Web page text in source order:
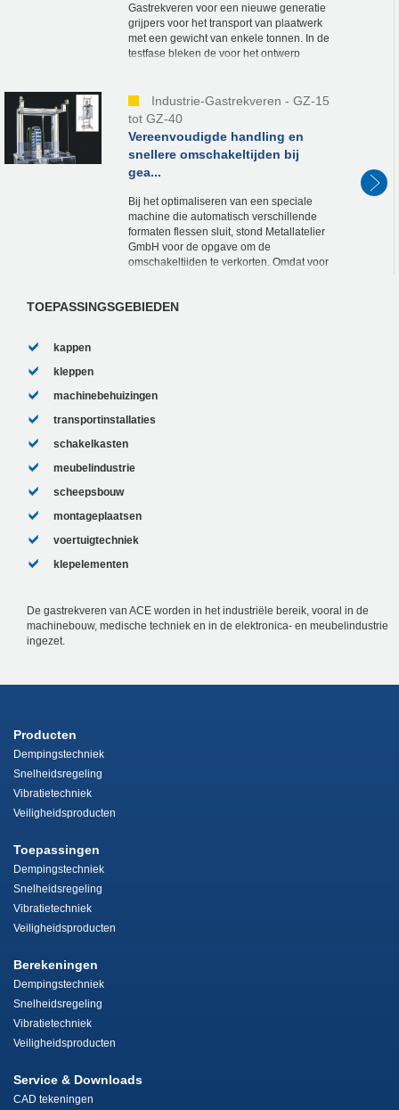
Gastrekveren voor een nieuwe generatie
grijpers voor het transport van plaatwerk
met een gewicht van enkele tonnen. In de
testfase bleken de voor het ontwerp
Industrie-Gastrekveren - GZ-15
tot GZ-40
Vereenvoudigde handling en
snellere omschakeltijden bij
gea...
Bij het optimaliseren van een speciale
machine die automatisch verschillende
formaten flessen sluit, stond Metallatelier
GmbH voor de opgave om de
omschakeltijden te verkorten. Omdat voor
TOEPASSINGSGEBIEDEN
kappen
kleppen
machinebehuizingen
transportinstallaties
schakelkasten
meubelindustrie
scheepsbouw
montageplaatsen
voertuigtechniek
klepelementen
De gastrekveren van ACE worden in het industriële bereik, vooral in de
machinebouw, medische techniek en in de elektronica- en meubelindustrie
ingezet.
Producten
Dempingstechniek
Snelheidsregeling
Vibratietechniek
Veiligheidsproducten
Toepassingen
Dempingstechniek
Snelheidsregeling
Vibratietechniek
Veiligheidsproducten
Berekeningen
Dempingstechniek
Snelheidsregeling
Vibratietechniek
Veiligheidsproducten
Service & Downloads
CAD tekeningen